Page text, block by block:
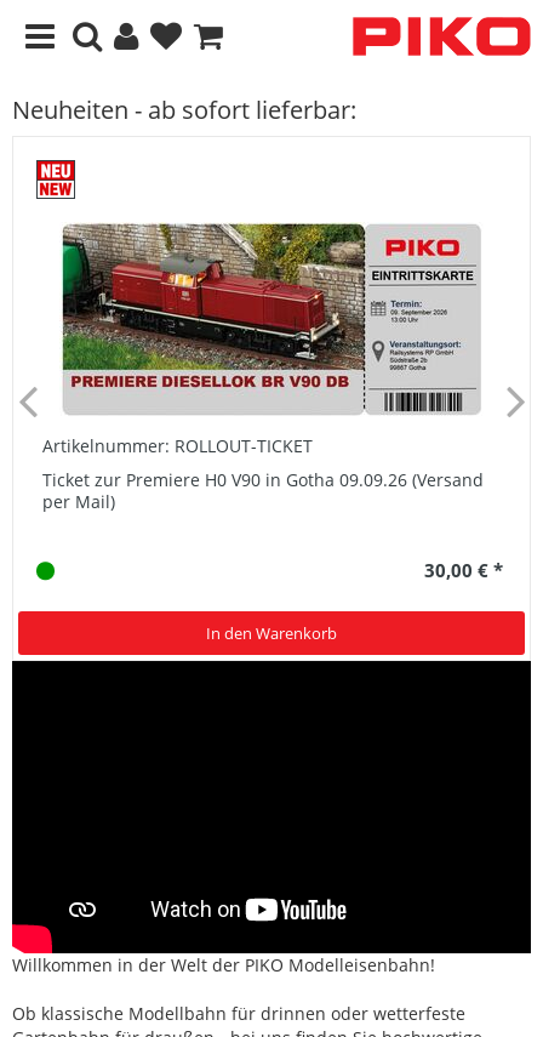
Neuheiten - ab sofort lieferbar:
Artikelnummer: ROLLOUT-TICKET
Ticket zur Premiere H0 V90 in Gotha 09.09.26 (Versand
per Mail)
30,00 € *
In den Warenkorb
Willkommen in der Welt der PIKO Modelleisenbahn!
Ob klassische Modellbahn für drinnen oder wetterfeste